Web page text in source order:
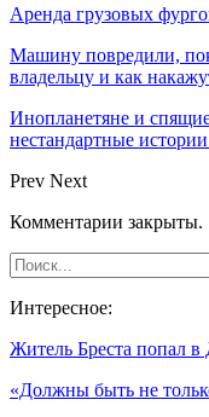
Аренда грузовых
Машину повредили,
владельцу и как
Инопланетяне и
нестандартные
Prev Next
Комментарии закрыты.
Интересное:
Житель Бреста попал
«Должны быть не